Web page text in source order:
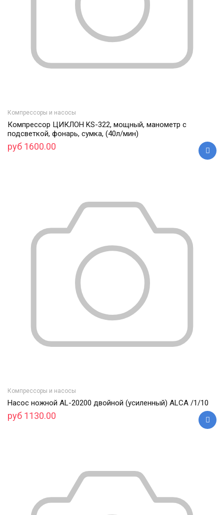
Компрессоры и насосы
Компрессор ЦИКЛОН KS-322, мощный, манометр с
подсветкой, фонарь, сумка, (40л/мин)
руб 1600.00
Компрессоры и насосы
Насос ножной AL-20200 двойной (усиленный) ALCA /1/10
руб 1130.00